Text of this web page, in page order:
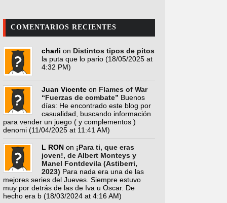
COMENTARIOS RECIENTES
charli on Distintos tipos de pitos
la puta que lo pario (18/05/2025 at
4:32 PM)
Juan Vicente on Flames of War
“Fuerzas de combate” Buenos
días: He encontrado este blog por
casualidad, buscando información
para vender un juego ( y complementos )
denomi (11/04/2025 at 11:41 AM)
L RON on ¡Para ti, que eras
joven!, de Albert Monteys y
Manel Fontdevila (Astiberri,
2023) Para nada era una de las
mejores series del Jueves. Siempre estuvo
muy por detrás de las de Iva u Oscar. De
hecho era b (18/03/2024 at 4:16 AM)